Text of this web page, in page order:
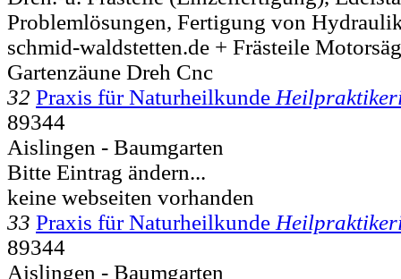
Problemlösungen, Fertigung von
schmid-waldstetten.de + Frästeile
Gartenzäune Dreh Cnc
32 Praxis für Naturheilkunde
89344
Aislingen - Baumgarten
Bitte Eintrag ändern...
keine webseiten vorhanden
33 Praxis für Naturheilkunde
89344
Aislingen - Baumgarten